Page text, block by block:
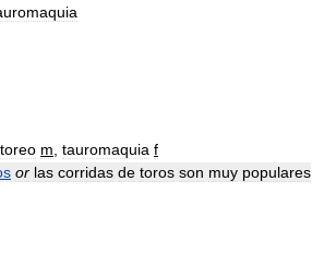
toreo m tauromaquia f
or las corridas de toros son muy populares